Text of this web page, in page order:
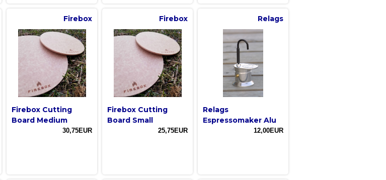
Firebox
Firebox Cutting
Board Medium
30,75EUR
Firebox
Firebox Cutting
Board Small
25,75EUR
Relags
Relags
Espressomaker Alu
12,00EUR